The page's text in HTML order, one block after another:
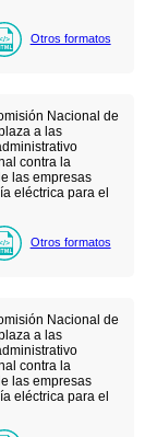
Otros formatos
Nacional de
a las
contra la
las empresas
eléctrica para el
Otros formatos
Nacional de
a las
contra la
las empresas
eléctrica para el